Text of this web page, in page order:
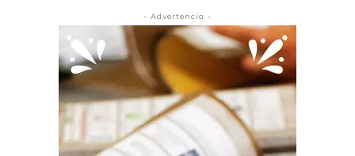
- Advertencia -